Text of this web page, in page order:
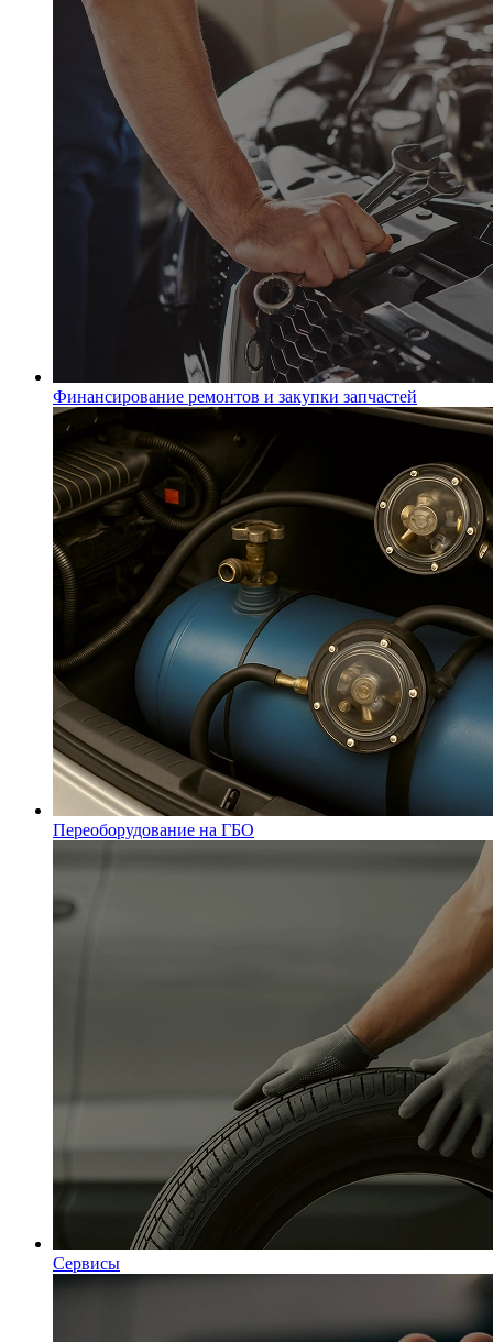
Финансирование ремонтов и закупки запчастей
Переоборудование на ГБО
Сервисы